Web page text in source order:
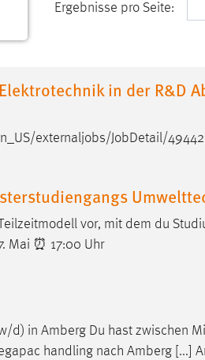
Ergebnisse pro Seite:
in der R&D
externaljobs/ JobDetail/
vor, mit dem du
Mai ⏰ 17:00 Uhr
d) in Amberg Du hast zwischen
handling nach Amberg [...]